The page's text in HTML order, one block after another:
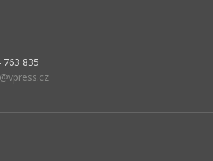
763 835